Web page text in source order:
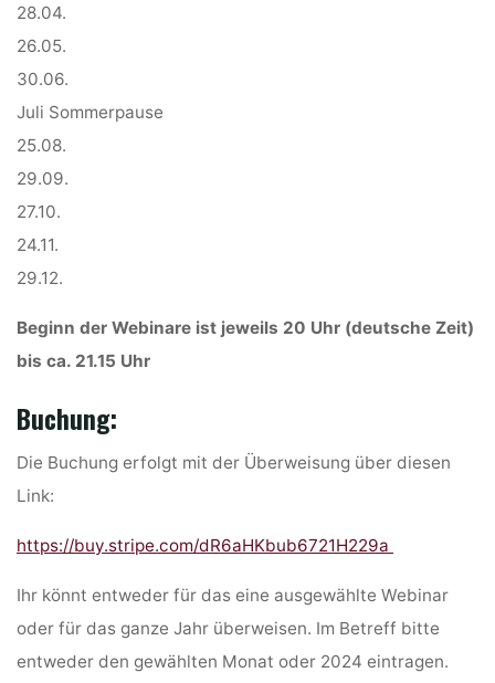
28.04.
26.05.
30.06.
Juli Sommerpause
25.08.
29.09.
27.10.
24.11.
29.12.
Beginn der Webinare ist jeweils 20 Uhr (deutsche Zeit)
bis ca. 21.15 Uhr
Buchung:
Die Buchung erfolgt mit der Überweisung über diesen
Link:
https://buy.stripe.com/dR6aHKbub6721H229a
Ihr könnt entweder für das eine ausgewählte Webinar
oder für das ganze Jahr überweisen. Im Betreff bitte
entweder den gewählten Monat oder 2024 eintragen.